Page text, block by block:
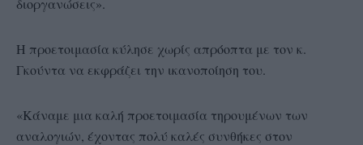
διοργανώσεις».
Η προετοιμασία κύλησε χωρίς απρόοπτα με τον κ.
Γκούντα να εκφράζει την ικανοποίηση του.
«Κάναμε μια καλή προετοιμασία τηρουμένων των
αναλογιών, έχοντας πολύ καλές συνθήκες στον